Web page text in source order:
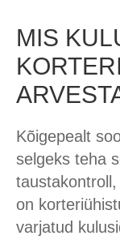
MIS
Kõigepealt
selgeks teha
on
varjatud